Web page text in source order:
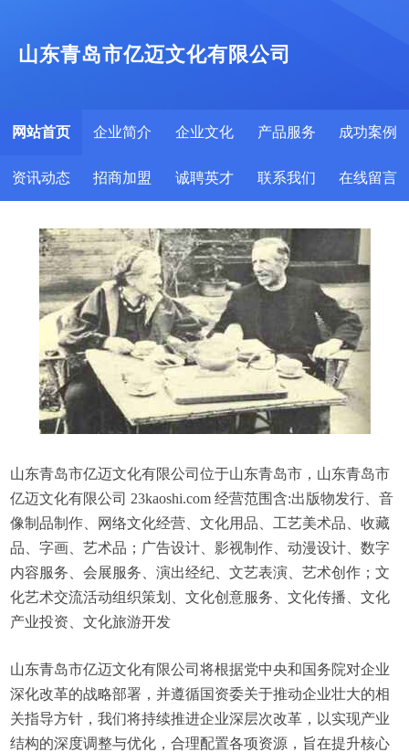
山东青岛市亿迈文化有限公司
网站首页 企业简介 企业文化 产品服务 成功案例
资讯动态 招商加盟 诚聘英才 联系我们 在线留言
山东青岛市亿迈文化有限公司位于山东青岛市，山东青岛市
亿迈文化有限公司 23kaoshi.com 经营范围含:出版物发行、音
像制品制作、网络文化经营、文化用品、工艺美术品、收藏
品、字画、艺术品；广告设计、影视制作、动漫设计、数字
内容服务、会展服务、演出经纪、文艺表演、艺术创作；文
化艺术交流活动组织策划、文化创意服务、文化传播、文化
产业投资、文化旅游开发
山东青岛市亿迈文化有限公司将根据党中央和国务院对企业
深化改革的战略部署，并遵循国资委关于推动企业壮大的相
关指导方针，我们将持续推进企业深层次改革，以实现产业
结构的深度调整与优化，合理配置各项资源，旨在提升核心